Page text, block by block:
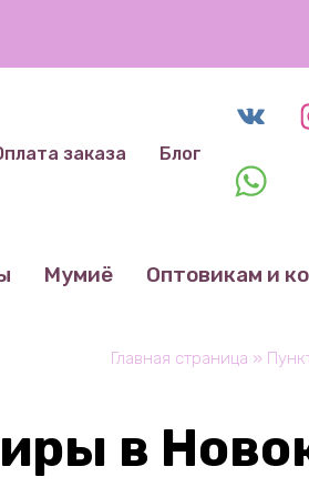
заказа Блог
Мумиё Оптовикам и
Главная страница »
в